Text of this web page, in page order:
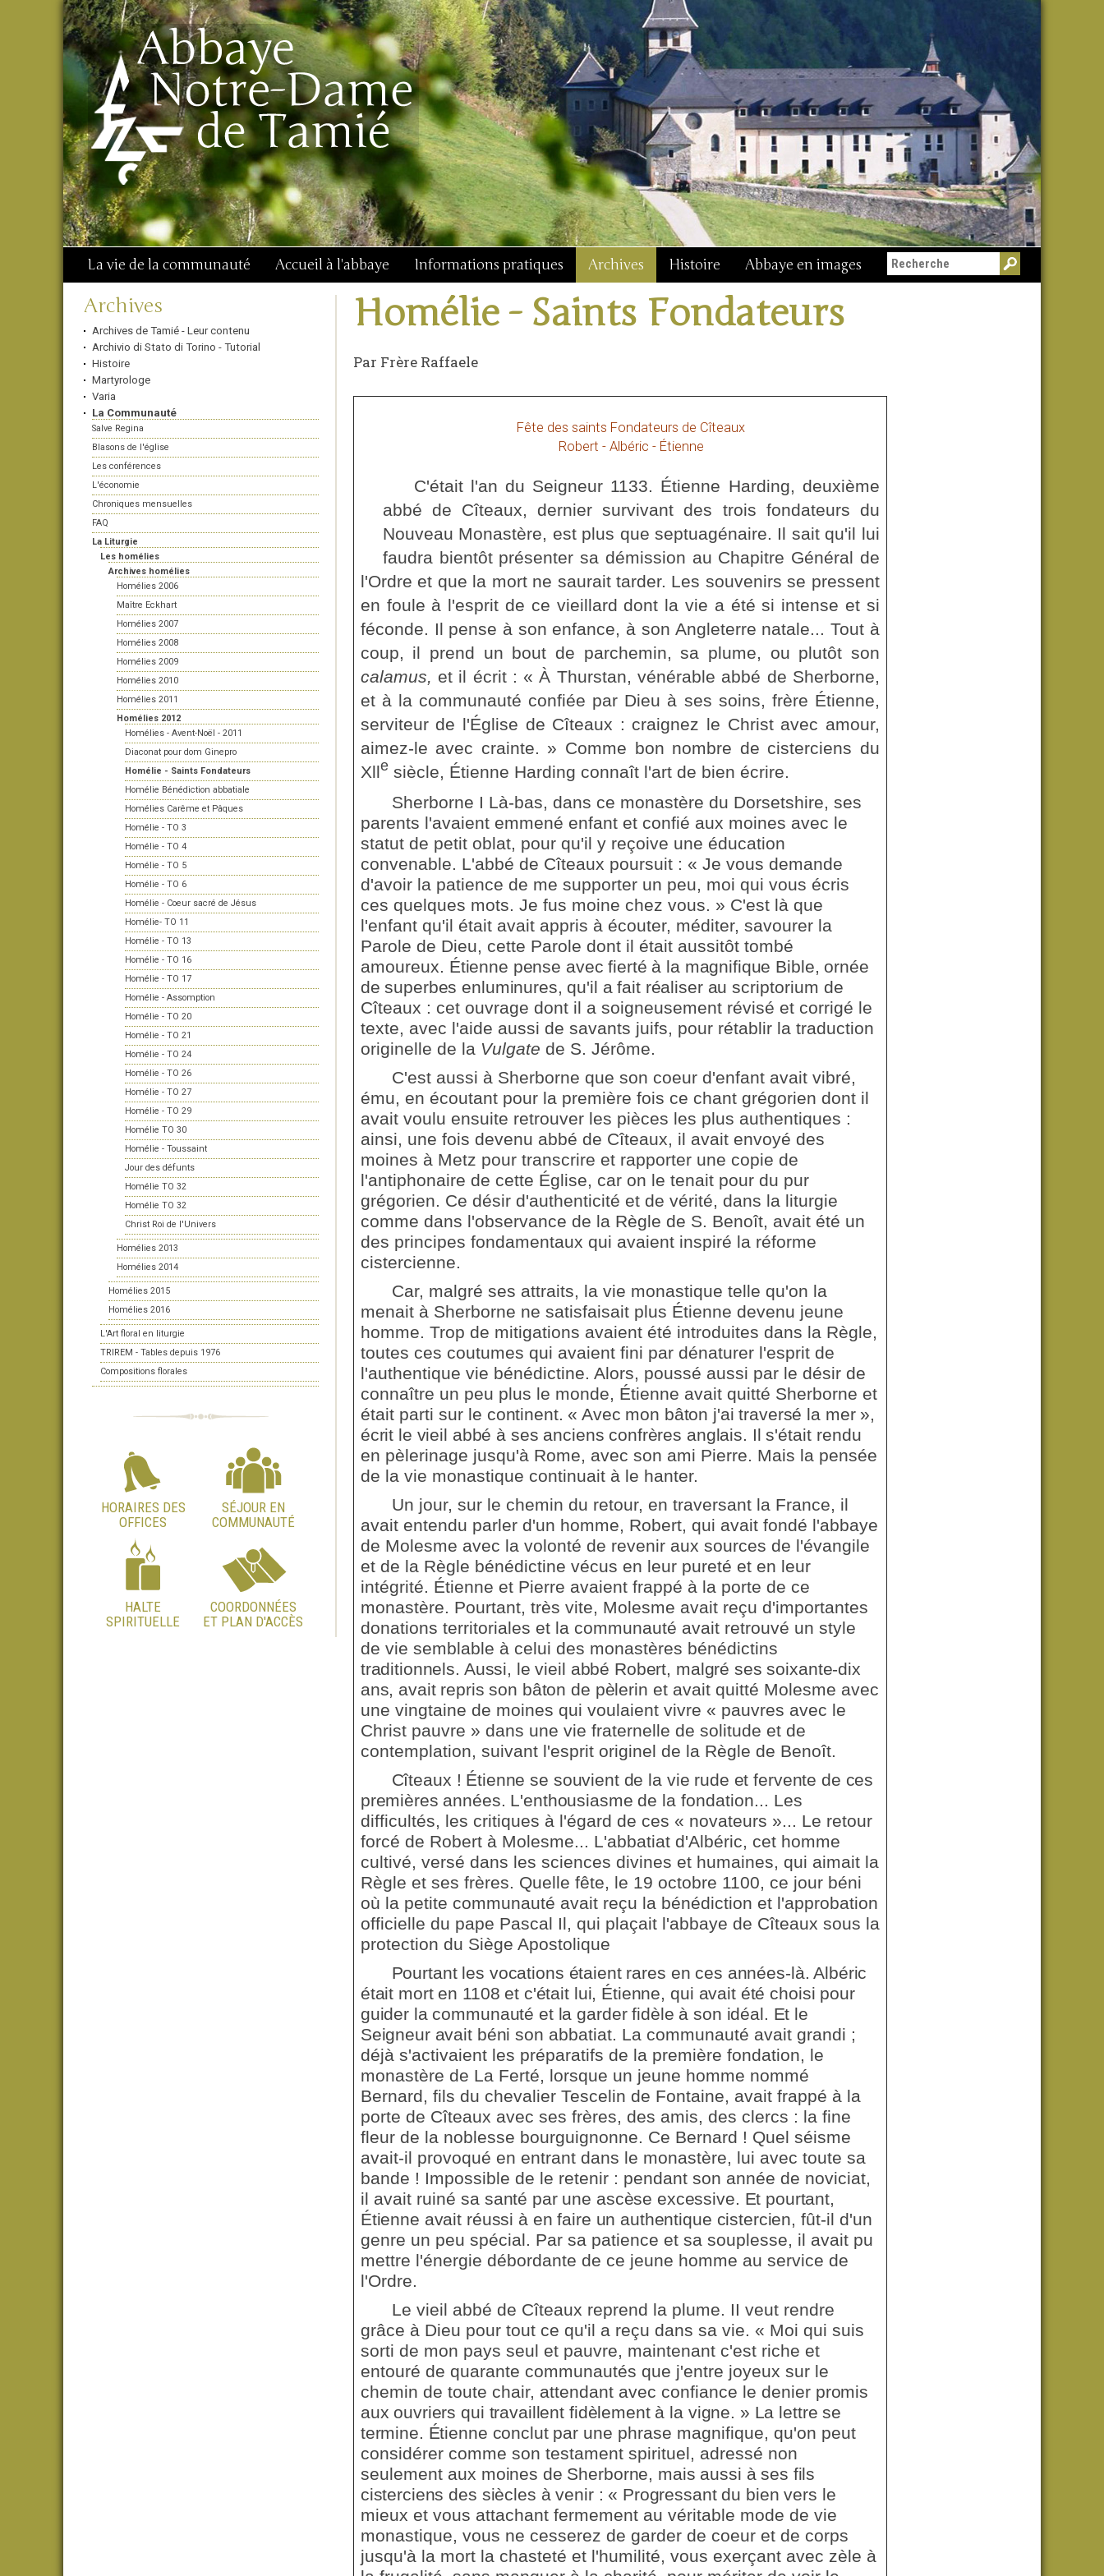
Aller
au
contenu.
|
Aller
à
navigation
Outils
personnels
Chercher par
Recherche
avancée…
La vie de la communauté Accueil à l'abbaye Informations pratiques Archives Histoire Abbaye en images
Navigation
Archives
Archives de Tamié - Leur contenu
Archivio di Stato di Torino - Tutorial
Histoire
Martyrologe
Varia
La Communauté
Salve Regina
Blasons de l'église
Les conférences
L'économie
Chroniques mensuelles
FAQ
La Liturgie
Les homélies
Archives homélies
Homélies 2006
Maître Eckhart
Homélies 2007
Homélies 2008
Homélies 2009
Homélies 2010
Homélies 2011
Homélies 2012
Homélies - Avent-Noël - 2011
Diaconat pour dom Ginepro
Homélie - Saints Fondateurs
Homélie Bénédiction abbatiale
Homélies Carême et Pâques
Homélie - TO 3
Homélie - TO 4
Homélie - TO 5
Homélie - TO 6
Homélie - Coeur sacré de Jésus
Homélie- TO 11
Homélie - TO 13
Homélie - TO 16
Homélie - TO 17
Homélie - Assomption
Homélie - TO 20
Homélie - TO 21
Homélie - TO 24
Homélie - TO 26
Homélie - TO 27
Homélie - TO 29
Homélie TO 30
Homélie - Toussaint
Jour des défunts
Homélie TO 32
Homélie TO 32
Christ Roi de l'Univers
Homélies 2013
Homélies 2014
Homélies 2015
Homélies 2016
L'Art floral en liturgie
TRIREM - Tables depuis 1976
Compositions florales
HORAIRES DES
OFFICES
SÉJOUR EN
COMMUNAUTÉ
HALTE
SPIRITUELLE
COORDONNÉES
ET PLAN D'ACCÈS
Homélie - Saints Fondateurs
Par Frère Raffaele
Fête des saints Fondateurs de Cîteaux
Robert - Albéric - Étienne
C'était l'an du Seigneur 1133. Étienne Harding, deuxième
abbé de Cîteaux, dernier survivant des trois fondateurs du
Nouveau Monastère, est plus que septuagénaire. Il sait qu'il lui
faudra bientôt présenter sa démission au Chapitre Général de
l'Ordre et que la mort ne saurait tarder. Les souvenirs se pressent
en foule à l'esprit de ce vieillard dont la vie a été si intense et si
féconde. Il pense à son enfance, à son Angleterre natale... Tout à
coup, il prend un bout de parchemin, sa plume, ou plutôt son
calamus, et il écrit : « À Thurstan, vénérable abbé de Sherborne,
et à la communauté confiée par Dieu à ses soins, frère Étienne,
serviteur de l'Église de Cîteaux : craignez le Christ avec amour,
aimez-le avec crainte. » Comme bon nombre de cisterciens du
Xllesiècle, Étienne Harding connaît l'art de bien écrire.
Sherborne I Là-bas, dans ce monastère du Dorsetshire, ses
parents l'avaient emmené enfant et confié aux moines avec le
statut de petit oblat, pour qu'il y reçoive une éducation
convenable. L'abbé de Cîteaux poursuit : « Je vous demande
d'avoir la patience de me supporter un peu, moi qui vous écris
ces quelques mots. Je fus moine chez vous. » C'est là que
l'enfant qu'il était avait appris à écouter, méditer, savourer la
Parole de Dieu, cette Parole dont il était aussitôt tombé
amoureux. Étienne pense avec fierté à la magnifique Bible, ornée
de superbes enluminures, qu'il a fait réaliser au scriptorium de
Cîteaux : cet ouvrage dont il a soigneusement révisé et corrigé le
texte, avec l'aide aussi de savants juifs, pour rétablir la traduction
originelle de la Vulgate de S. Jérôme.
C'est aussi à Sherborne que son coeur d'enfant avait vibré,
ému, en écoutant pour la première fois ce chant grégorien dont il
avait voulu ensuite retrouver les pièces les plus authentiques :
ainsi, une fois devenu abbé de Cîteaux, il avait envoyé des
moines à Metz pour transcrire et rapporter une copie de
l'antiphonaire de cette Église, car on le tenait pour du pur
grégorien. Ce désir d'authenticité et de vérité, dans la liturgie
comme dans l'observance de la Règle de S. Benoît, avait été un
des principes fondamentaux qui avaient inspiré la réforme
cistercienne.
Car, malgré ses attraits, la vie monastique telle qu'on la
menait à Sherborne ne satisfaisait plus Étienne devenu jeune
homme. Trop de mitigations avaient été introduites dans la Règle,
toutes ces coutumes qui avaient fini par dénaturer l'esprit de
l'authentique vie bénédictine. Alors, poussé aussi par le désir de
connaître un peu plus le monde, Étienne avait quitté Sherborne et
était parti sur le continent. « Avec mon bâton j'ai traversé la mer »,
écrit le vieil abbé à ses anciens confrères anglais. Il s'était rendu
en pèlerinage jusqu'à Rome, avec son ami Pierre. Mais la pensée
de la vie monastique continuait à le hanter.
Un jour, sur le chemin du retour, en traversant la France, il
avait entendu parler d'un homme, Robert, qui avait fondé l'abbaye
de Molesme avec la volonté de revenir aux sources de l'évangile
et de la Règle bénédictine vécus en leur pureté et en leur
intégrité. Étienne et Pierre avaient frappé à la porte de ce
monastère. Pourtant, très vite, Molesme avait reçu d'importantes
donations territoriales et la communauté avait retrouvé un style
de vie semblable à celui des monastères bénédictins
traditionnels. Aussi, le vieil abbé Robert, malgré ses soixante-dix
ans, avait repris son bâton de pèlerin et avait quitté Molesme avec
une vingtaine de moines qui voulaient vivre « pauvres avec le
Christ pauvre » dans une vie fraternelle de solitude et de
contemplation, suivant l'esprit originel de la Règle de Benoît.
Cîteaux ! Étienne se souvient de la vie rude et fervente de ces
premières années. L'enthousiasme de la fondation... Les
difficultés, les critiques à l'égard de ces « novateurs »... Le retour
forcé de Robert à Molesme... L'abbatiat d'Albéric, cet homme
cultivé, versé dans les sciences divines et humaines, qui aimait la
Règle et ses frères. Quelle fête, le 19 octobre 1100, ce jour béni
où la petite communauté avait reçu la bénédiction et l'approbation
officielle du pape Pascal Il, qui plaçait l'abbaye de Cîteaux sous la
protection du Siège Apostolique
Pourtant les vocations étaient rares en ces années-là. Albéric
était mort en 1108 et c'était lui, Étienne, qui avait été choisi pour
guider la communauté et la garder fidèle à son idéal. Et le
Seigneur avait béni son abbatiat. La communauté avait grandi ;
déjà s'activaient les préparatifs de la première fondation, le
monastère de La Ferté, lorsque un jeune homme nommé
Bernard, fils du chevalier Tescelin de Fontaine, avait frappé à la
porte de Cîteaux avec ses frères, des amis, des clercs : la fine
fleur de la noblesse bourguignonne. Ce Bernard ! Quel séisme
avait-il provoqué en entrant dans le monastère, lui avec toute sa
bande ! Impossible de le retenir : pendant son année de noviciat,
il avait ruiné sa santé par une ascèse excessive. Et pourtant,
Étienne avait réussi à en faire un authentique cistercien, fût-il d'un
genre un peu spécial. Par sa patience et sa souplesse, il avait pu
mettre l'énergie débordante de ce jeune homme au service de
l'Ordre.
Le vieil abbé de Cîteaux reprend la plume. II veut rendre
grâce à Dieu pour tout ce qu'il a reçu dans sa vie. « Moi qui suis
sorti de mon pays seul et pauvre, maintenant c'est riche et
entouré de quarante communautés que j'entre joyeux sur le
chemin de toute chair, attendant avec confiance le denier promis
aux ouvriers qui travaillent fidèlement à la vigne. » La lettre se
termine. Étienne conclut par une phrase magnifique, qu'on peut
considérer comme son testament spirituel, adressé non
seulement aux moines de Sherborne, mais aussi à ses fils
cisterciens des siècles à venir : « Progressant du bien vers le
mieux et vous attachant fermement au véritable mode de vie
monastique, vous ne cesserez de garder de coeur et de corps
jusqu'à la mort la chasteté et l'humilité, vous exerçant avec zèle à